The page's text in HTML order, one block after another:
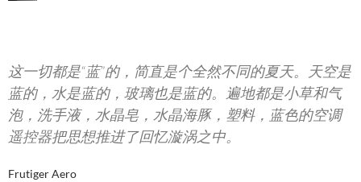
这一切都是“蓝”的，简直是个全然不同的夏天。天空是
蓝的，水是蓝的，玻璃也是蓝的。遍地都是小草和气
泡，洗手液，水晶皂，水晶海豚，塑料，蓝色的空调
遥控器把思想推进了回忆漩涡之中。
Frutiger Aero